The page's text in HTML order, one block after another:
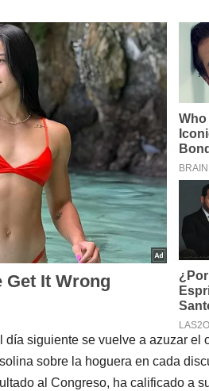
siguiente se vuelve a azuzar el
sobre la hoguera en cada
al Congreso, ha calificado a